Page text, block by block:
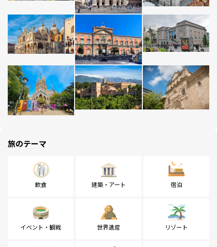
旅のテーマ
飲食 建築・アート 宿泊
イベント・観戦 世界遺産 リゾート